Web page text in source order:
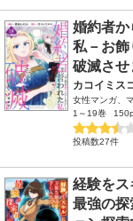
婚約者か
私－お飾
破滅させ
カコイミス
女性マンガ、
1～19巻
投稿数27件
経験をス
最強の